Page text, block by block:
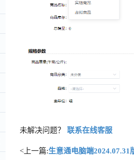
未解决问题？ 联系在线客服
<上一篇:生意通电脑端2024.07.31